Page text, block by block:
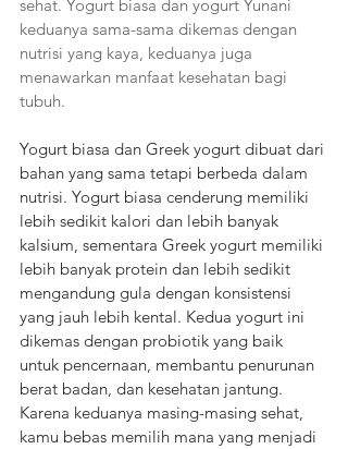
sehat. Yogurt biasa dan yogurt Yunani
keduanya sama-sama dikemas dengan
nutrisi yang kaya, keduanya juga
menawarkan manfaat kesehatan bagi
tubuh.
Yogurt biasa dan Greek yogurt dibuat dari
bahan yang sama tetapi berbeda dalam
nutrisi. Yogurt biasa cenderung memiliki
lebih sedikit kalori dan lebih banyak
kalsium, sementara Greek yogurt memiliki
lebih banyak protein dan lebih sedikit
mengandung gula dengan konsistensi
yang jauh lebih kental. Kedua yogurt ini
dikemas dengan probiotik yang baik
untuk pencernaan, membantu penurunan
berat badan, dan kesehatan jantung.
Karena keduanya masing-masing sehat,
kamu bebas memilih mana yang menjadi